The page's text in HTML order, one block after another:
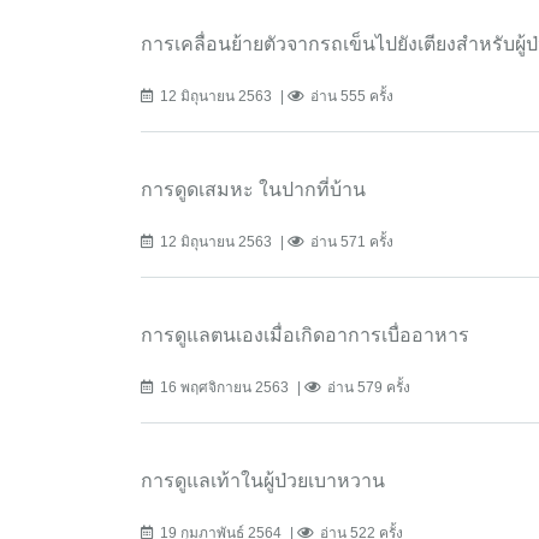
การเคลื่อนย้ายตัวจากรถเข็นไปยังเตียงสำหรับผู้
12 มิถุนายน 2563 อ่าน 555 ครั้ง
การดูดเสมหะ ในปากที่บ้าน
12 มิถุนายน 2563 อ่าน 571 ครั้ง
การดูแลตนเองเมื่อเกิดอาการเบื่ออาหาร
16 พฤศจิกายน 2563 อ่าน 579 ครั้ง
การดูแลเท้าในผู้ป่วยเบาหวาน
19 กุมภาพันธ์ 2564 อ่าน 522 ครั้ง